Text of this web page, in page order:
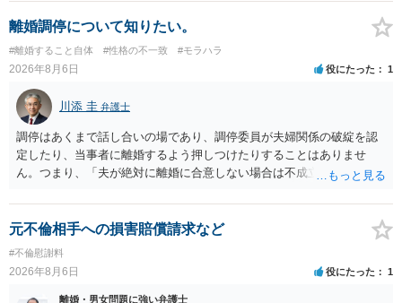
離婚調停について知りたい。
#離婚すること自体 #性格の不一致 #モラハラ
2026年8月6日 役にたった 1
川添 圭 弁護士
調停はあくまで話し合いの場であり、調停委員が夫婦関係の破綻を認
定したり、当事者に離婚するよう押しつけたりすることはありませ
ん。つまり、「夫が絶対に離婚に合意しない場合は不成立になり」、
きません。 調停段階での離婚成立を希望するなら、夫が離婚に前向き
になるような条件提示をする等、模索するほかありません（極端な話
をいえば、夫から「この条件なら離婚してもよい」として提示された
条件を全部丸呑みする、という方法しかないかもしれません）。た
だ、離婚訴訟をしたくないという考えを見透かされてしまうと、逆に
足下を見られてしまいますので、注意する必要があります。 夫が離婚
元不倫相手への損害賠償請求など
#不倫慰謝料
2026年8月6日 役にたった 1
離婚・男女問題に強い弁護士